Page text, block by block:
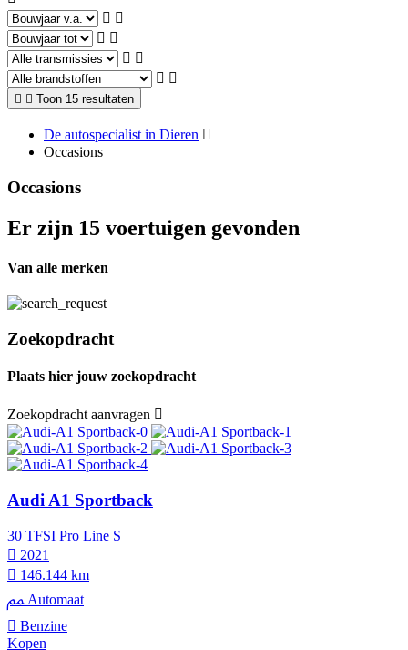
Toon 15 resultaten
De autospecialist in Dieren
Occasions
Occasions
Er zijn 15 voertuigen gevonden
Van alle merken
Zoekopdracht
Plaats hier jouw zoekopdracht
Zoekopdracht aanvragen
Audi A1 Sportback
30 TFSI Pro Line S
2021
146.144 km
Automaat
Benzine
Kopen